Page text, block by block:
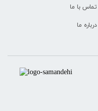
تماس با ما
درباره ما